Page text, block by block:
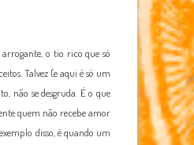
o tio rico que só
Talvez (e aqui é só um
não se desgruda. É o que
quem não recebe amor
disso, é quando um